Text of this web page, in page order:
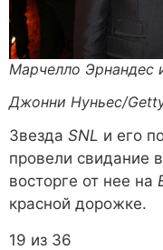
Марчелло Эрнандес
Джонни Нуньес/
Звезда SNL и его
провели свидание
восторге от нее на
красной дорожке.
19 из 36